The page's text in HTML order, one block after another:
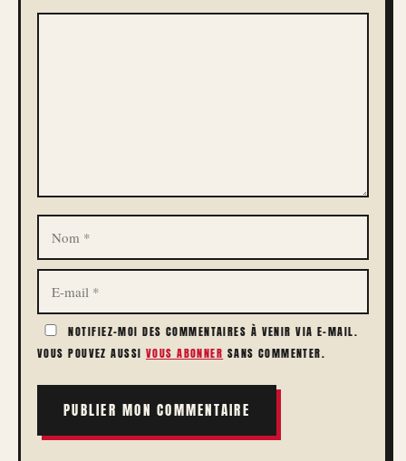
COMMENTAIRE
NOM
E-
MAIL
NOTIFIEZ-MOI DES COMMENTAIRES À VENIR VIA E-MAIL.
VOUS POUVEZ AUSSI VOUS ABONNER SANS COMMENTER.